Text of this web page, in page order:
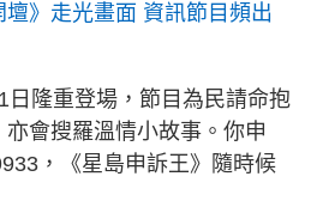
》走光畫面 資訊節目頻出
日隆重登場，節目為民請命抱
會搜羅溫情小故事。你申
，《星島申訴王》隨時候